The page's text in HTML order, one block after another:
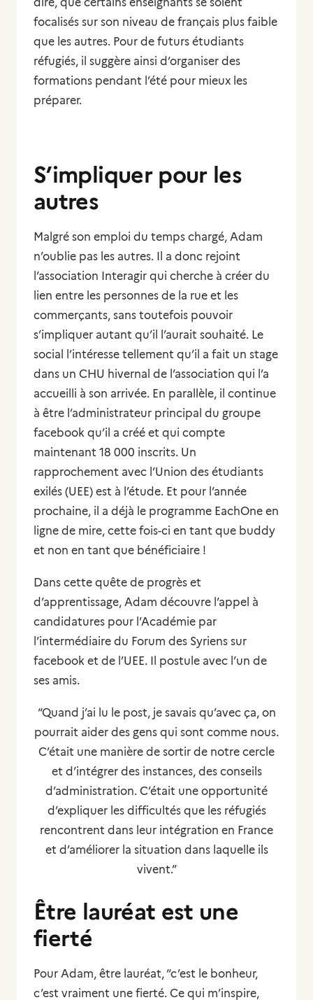
focalisés sur son niveau de français plus faible
que les autres. Pour de futurs étudiants
réfugiés, il suggère ainsi d’organiser des
formations pendant l’été pour mieux les
préparer.
S’impliquer pour les
autres
Malgré son emploi du temps chargé, Adam
n’oublie pas les autres. Il a donc rejoint
l’association Interagir qui cherche à créer du
lien entre les personnes de la rue et les
commerçants, sans toutefois pouvoir
s’impliquer autant qu’il l’aurait souhaité. Le
social l’intéresse tellement qu’il a fait un stage
dans un CHU hivernal de l’association qui l’a
accueilli à son arrivée. En parallèle, il continue
à être l’administrateur principal du groupe
facebook qu’il a créé et qui compte
maintenant 18 000 inscrits. Un
rapprochement avec l’Union des étudiants
exilés (UEE) est à l’étude. Et pour l’année
prochaine, il a déjà le programme EachOne en
ligne de mire, cette fois-ci en tant que buddy
et non en tant que bénéficiaire !
Dans cette quête de progrès et
d’apprentissage, Adam découvre l’appel à
candidatures pour l’Académie par
l’intermédiaire du Forum des Syriens sur
facebook et de l’UEE. Il postule avec l’un de
ses amis.
“Quand j’ai lu le post, je savais qu’avec ça, on
pourrait aider des gens qui sont comme nous.
C’était une manière de sortir de notre cercle
et d’intégrer des instances, des conseils
d’administration. C’était une opportunité
d’expliquer les difficultés que les réfugiés
rencontrent dans leur intégration en France
et d’améliorer la situation dans laquelle ils
vivent.”
Être lauréat est une
fierté
Pour Adam, être lauréat, “c’est le bonheur,
c’est vraiment une fierté. Ce qui m’inspire,